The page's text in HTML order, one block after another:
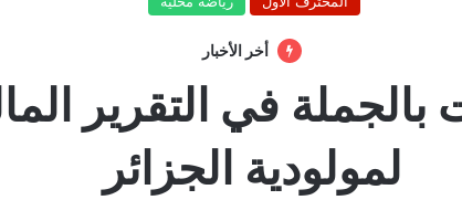
أخر الأخبار
بالجملة في التقرير
لمولودية الجزائر